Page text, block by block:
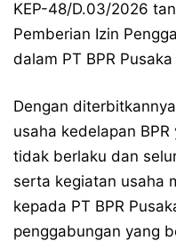
KEP-48/D.03/2026
Pemberian Izin
dalam PT BPR Pusaka
Dengan
usaha kedelapan
tidak berlaku dan
serta kegiatan usaha
kepada PT BPR
penggabungan yang